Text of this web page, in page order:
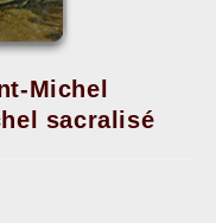
Michel
sacralisé